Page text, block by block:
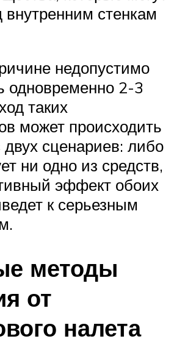
внутренним стенкам
недопустимо
одновременно 2-3
таких
может происходить
сценариев: либо
ни одно из средств,
эффект обоих
к серьезным
методы
от
налета